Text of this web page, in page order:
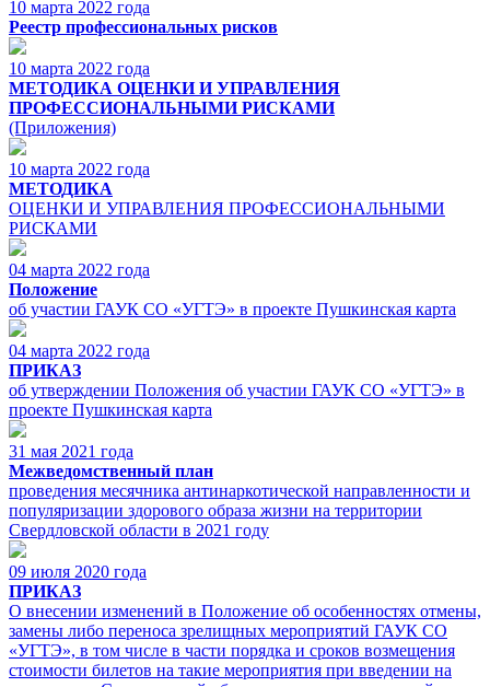
10 марта 2022 года
Реестр профессиональных рисков
10 марта 2022 года
МЕТОДИКА ОЦЕНКИ И УПРАВЛЕНИЯ
ПРОФЕССИОНАЛЬНЫМИ РИСКАМИ
(Приложения)
10 марта 2022 года
МЕТОДИКА
ОЦЕНКИ И УПРАВЛЕНИЯ ПРОФЕССИОНАЛЬНЫМИ
РИСКАМИ
04 марта 2022 года
Положение
об участии ГАУК СО «УГТЭ» в проекте Пушкинская карта
04 марта 2022 года
ПРИКАЗ
об утверждении Положения об участии ГАУК СО «УГТЭ» в
проекте Пушкинская карта
31 мая 2021 года
Межведомственный план
проведения месячника антинаркотической направленности и
популяризации здорового образа жизни на территории
Свердловской области в 2021 году
09 июля 2020 года
ПРИКАЗ
О внесении изменений в Положение об особенностях отмены,
замены либо переноса зрелищных мероприятий ГАУК СО
«УГТЭ», в том числе в части порядка и сроков возмещения
стоимости билетов на такие мероприятия при введении на